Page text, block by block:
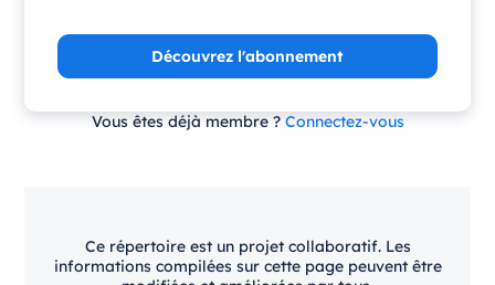
Découvrez l'abonnement
Vous êtes déjà membre ? Connectez-vous
Ce répertoire est un projet collaboratif. Les
informations compilées sur cette page peuvent être